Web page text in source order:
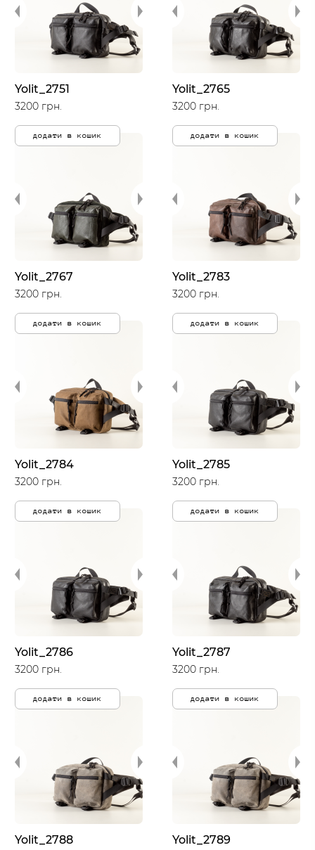
Yolit_2751
3200 грн.
додати в кошик
Yolit_2765
3200 грн.
додати в кошик
Yolit_2767
3200 грн.
додати в кошик
Yolit_2783
3200 грн.
додати в кошик
Yolit_2784
3200 грн.
додати в кошик
Yolit_2785
3200 грн.
додати в кошик
Yolit_2786
3200 грн.
додати в кошик
Yolit_2787
3200 грн.
додати в кошик
Yolit_2788 Yolit_2789